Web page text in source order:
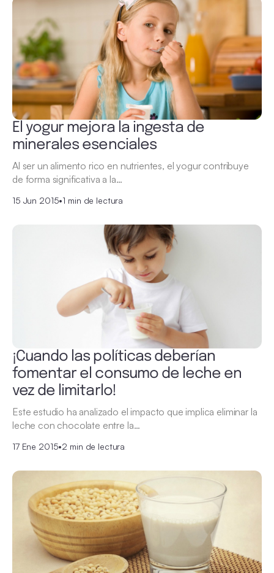
El yogur mejora la ingesta de
minerales esenciales
Al ser un alimento rico en nutrientes, el yogur contribuye
de forma significativa a la…
15 Jun 2015•1 min de lectura
¡Cuando las políticas deberían
fomentar el consumo de leche en
vez de limitarlo!
Este estudio ha analizado el impacto que implica eliminar la
leche con chocolate entre la…
17 Ene 2015•2 min de lectura